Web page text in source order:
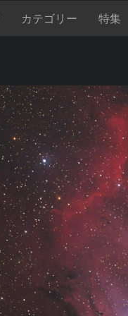
カテゴリー 特集